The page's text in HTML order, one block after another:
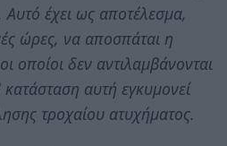
έχει ως αποτέλεσμα,
ώρες, να αποσπάται η
οποίοι δεν αντιλαμβάνονται
αυτή εγκυμονεί
τροχαίου ατυχήματος.